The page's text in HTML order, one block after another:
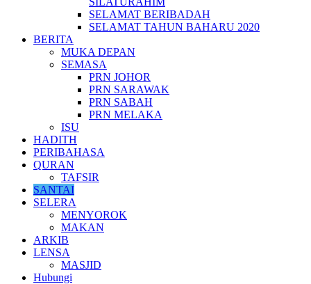
SELAMAT BERIBADAH
SELAMAT TAHUN BAHARU 2020
BERITA
MUKA DEPAN
SEMASA
PRN JOHOR
PRN SARAWAK
PRN SABAH
PRN MELAKA
ISU
HADITH
PERIBAHASA
QURAN
TAFSIR
SANTAI
SELERA
MENYOROK
MAKAN
ARKIB
LENSA
MASJID
Hubungi